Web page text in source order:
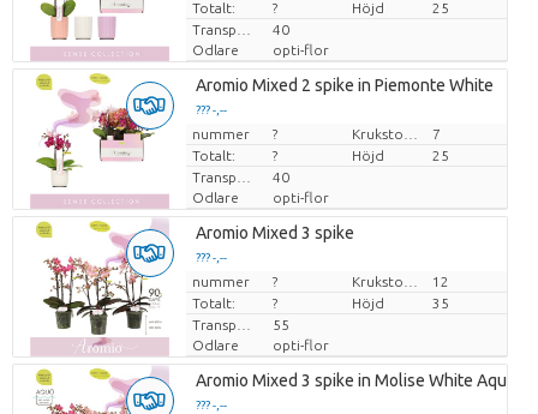
Totalt:
? Höjd
25
40
Odlare
opti-flor
Aromio Mixed 2 spike in Piemonte White
??? -,--
Pris per enhet
nummer ?
7
Totalt:
? Höjd
25
40
Odlare
opti-flor
Aromio Mixed 3 spike
??? -,--
Pris per enhet
nummer ?
12
Totalt:
? Höjd
35
55
Odlare
opti-flor
Aromio Mixed 3 spike in Molise White Aquo
??? -,--